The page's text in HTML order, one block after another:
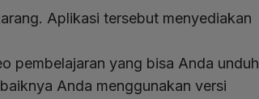
Aplikasi tersebut menyediakan
pembelajaran yang bisa Anda unduh
Anda menggunakan versi